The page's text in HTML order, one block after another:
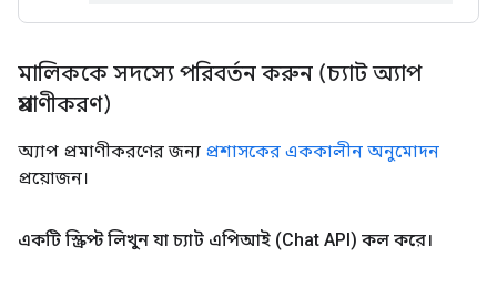
মালিককে সদস্যে পরিবর্তন করুন (চ্যাট অ্যাপ
প্রমাণীকরণ)
অ্যাপ প্রমাণীকরণের জন্য প্রশাসকের এককালীন অনুমোদন
প্রয়োজন।
একটি স্ক্রিপ্ট লিখুন যা চ্যাট এপিআই (Chat API) কল করে।